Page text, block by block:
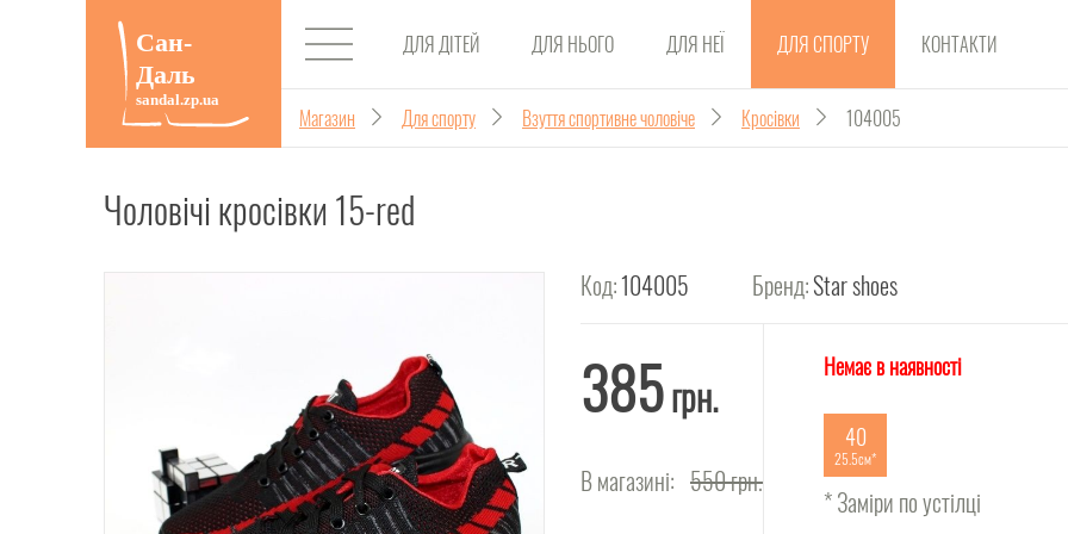
ДЛЯ ДІТЕЙ ДЛЯ НЬОГО ДЛЯ НЕЇ ДЛЯ СПОРТУ КОНТАКТИ
Магазин Для спорту Взуття спортивне чоловіче Кросівки 104005
Чоловічі кросівки 15-red
Код:104005 Бренд:Star shoes
385грн.
В магазині: 550грн.
Немає в наявності
40
25.5см
* Заміри по устілці